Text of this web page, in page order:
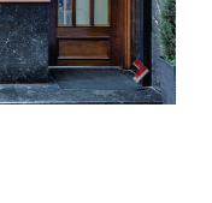
Next